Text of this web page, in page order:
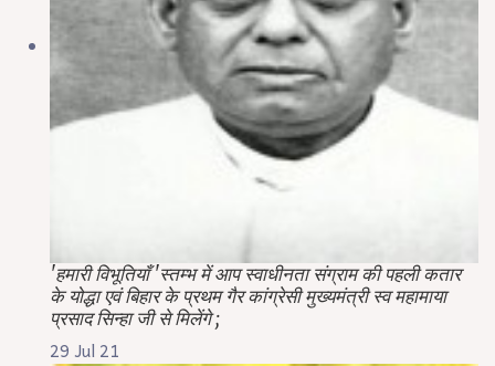
'हमारी विभूतियाँ 'स्तम्भ में आप स्वाधीनता संग्राम की पहली कतार
के योद्धा एवं बिहार के प्रथम गैर कांग्रेसी मुख्यमंत्री स्व महामाया
प्रसाद सिन्हा जी से मिलेंगे ;
29 Jul 21